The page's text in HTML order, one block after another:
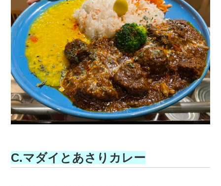
C.マダイとあさりカレー